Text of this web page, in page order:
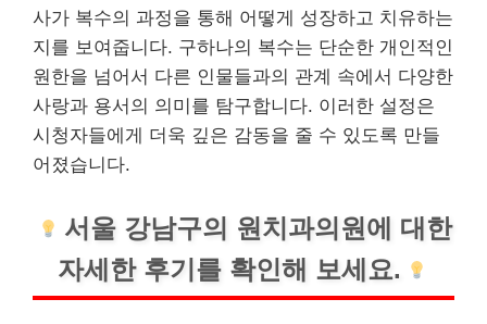
사가 복수의 과정을 통해 어떻게 성장하고 치유하는
지를 보여줍니다. 구하나의 복수는 단순한 개인적인
원한을 넘어서 다른 인물들과의 관계 속에서 다양한
사랑과 용서의 의미를 탐구합니다. 이러한 설정은
시청자들에게 더욱 깊은 감동을 줄 수 있도록 만들
어졌습니다.
서울 강남구의 원치과의원에 대한
자세한 후기를 확인해 보세요.